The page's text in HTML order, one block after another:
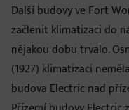
Další budovy ve Fort
začlenit klimatizaci do
nějakou dobu trvalo.
(1927) klimatizaci
budova Electric nad